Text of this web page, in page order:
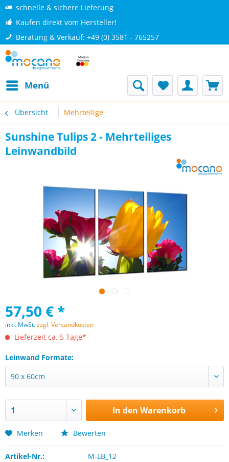
schnelle & sichere Lieferung
Kaufen direkt vom Hersteller!
Beratung & Verkauf: +49 (0) 3581 - 765257
Menü
Übersicht Mehrteilige
Sunshine Tulips 2 - Mehrteiliges
Leinwandbild
57,50 € *
inkl. MwSt.zzgl. Versandkosten
Lieferzeit ca. 5 Tage*
Leinwand Formate:
In den Warenkorb
Merken Bewerten
Artikel-Nr.: M-LB_12